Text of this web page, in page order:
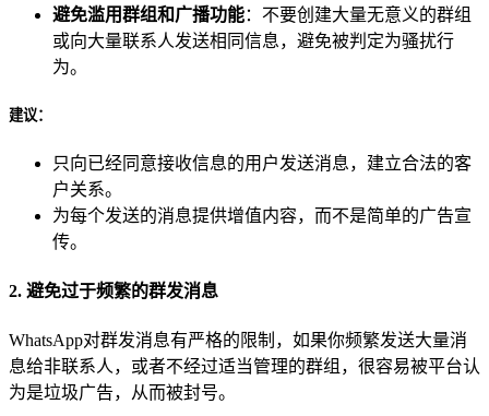
避免滥用群组和广播功能：不要创建大量无意义的群组
或向大量联系人发送相同信息，避免被判定为骚扰行
为。
建议：
只向已经同意接收信息的用户发送消息，建立合法的客
户关系。
为每个发送的消息提供增值内容，而不是简单的广告宣
传。
2. 避免过于频繁的群发消息
WhatsApp对群发消息有严格的限制，如果你频繁发送大量消
息给非联系人，或者不经过适当管理的群组，很容易被平台认
为是垃圾广告，从而被封号。